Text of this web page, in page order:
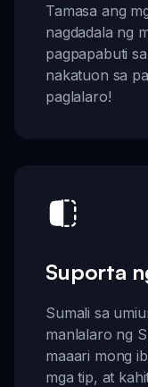
Tamasa ang
nagdadala ng
pagpapabuti
nakatuon sa
paglalaro!
Suporta
Sumali sa
manlalaro ng
maaari mong
mga tip, at